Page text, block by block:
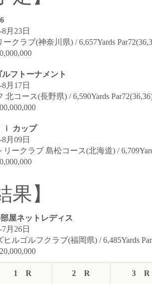
月23日
クラブ(神奈川県) / 6,657Yards
フトーナメント
月17日
コース(長野県) / 6,590Yards
ｉ カップ
月09日
ークラブ 島松コース(北海道) /
果】
屋ネットレディス
月26日
ルゴルフクラブ(福岡県) / 6,485Yards
1 R 2 R 3 R